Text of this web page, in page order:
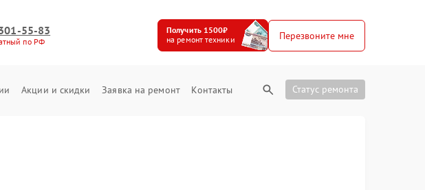
55-83
по РФ
Получить 1500₽
на ремонт техники
Перезвоните мне
Акции и скидки Заявка на ремонт Контакты Статус ремонта